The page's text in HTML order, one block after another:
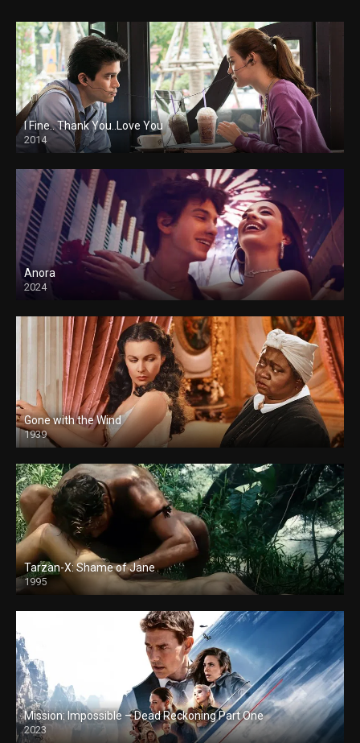
I Fine.. Thank You..Love You
2014
Anora
2024
Gone with the Wind
1939
Tarzan-X: Shame of Jane
1995
Mission: Impossible – Dead Reckoning Part One
2023